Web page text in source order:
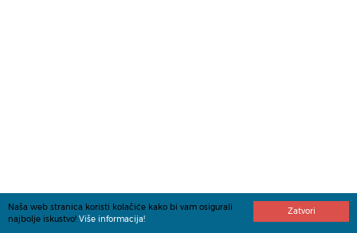
Zatvori
Naša web stranica koristi kolačiće kako bi vam osigurali
najbolje iskustvo! Više informacija!